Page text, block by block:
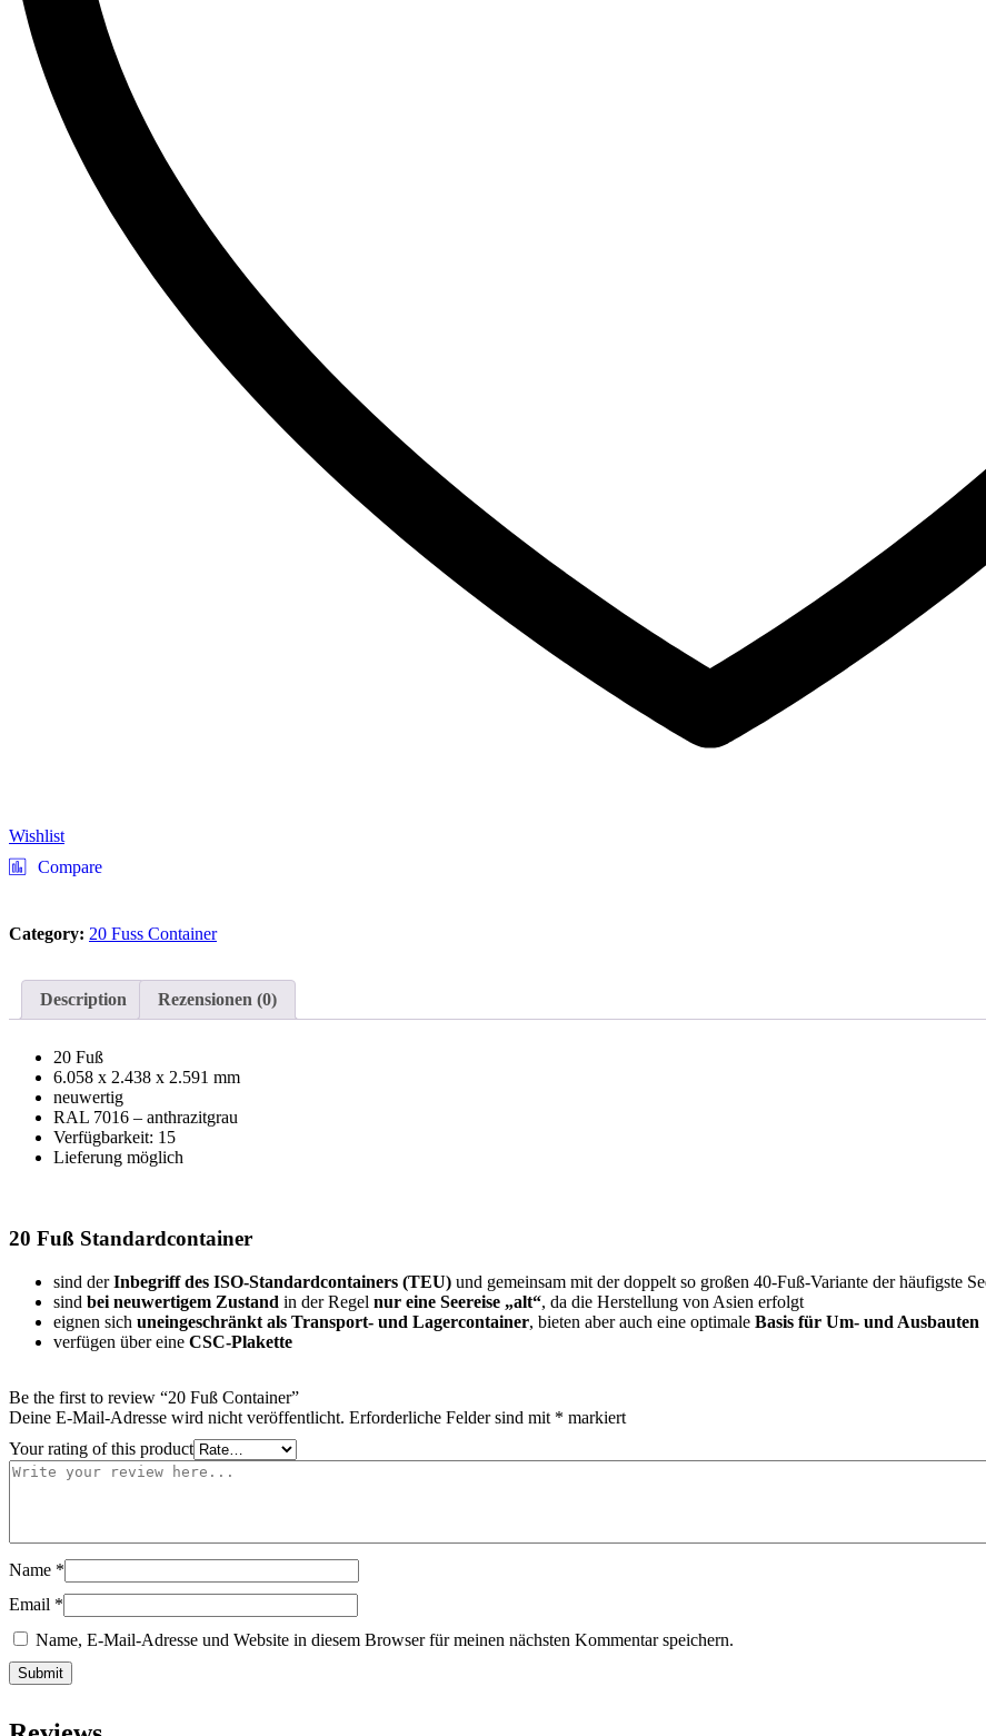
Wishlist
Compare
Category: 20 Fuss Container
Description Rezensionen (0)
20 Fuß
6.058 x 2.438 x 2.591 mm
neuwertig
RAL 7016 – anthrazitgrau
Verfügbarkeit: 15
Lieferung möglich
20 Fuß Standardcontainer
sind derInbegriff des ISO-Standardcontainers (TEU) und gemeinsam mit der doppelt so großen 40-Fuß-Variante der häufigste
sind bei neuwertigem Zustand in der Regel nur eine Seereise „alt“, da die Herstellung von Asien erfolgt
eignen sich uneingeschränkt als Transport- und Lagercontainer, bieten aber auch eine optimale Basis für Um- und Ausbauten
verfügen über eine CSC-Plakette
Be the first to review “20 Fuß Container”
Deine E-Mail-Adresse wird nicht veröffentlicht. Erforderliche Felder sind mit * markiert
Your rating of this product
Name *
Email *
Name, E-Mail-Adresse und Website in diesem Browser für meinen nächsten Kommentar speichern.